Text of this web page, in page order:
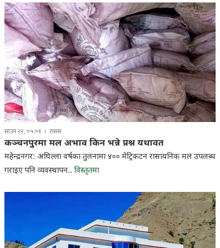
साउन २२, ०५:०१ रासस
कञ्चनपुरमा मल अभाव किन भन्ने प्रश्न यथावत
महेन्द्रनगर: अघिल्ला वर्षका तुलनामा ४०० मेट्रिकटन रासायनिक मल उपलब्ध
गराइए पनि व्यवस्थापन... विस्तृतमा